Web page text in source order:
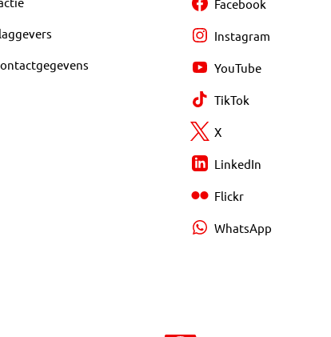
Facebook
Instagram
YouTube
TikTok
X
LinkedIn
Flickr
WhatsApp